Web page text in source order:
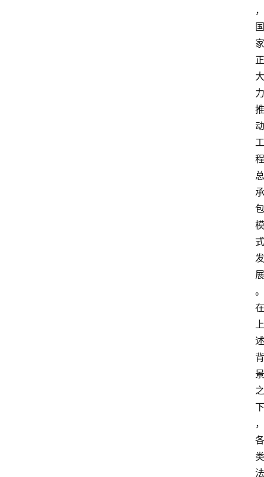
，
国
家
正
大
力
推
动
工
程
总
承
包
模
式
发
展
。
在
上
述
背
景
之
下
，
各
类
法